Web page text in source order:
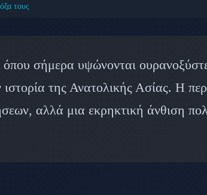
ΠΟΛΙΤΙΣΜΟΊ: ΑΡΧΑΊΑ ΚΊΝΑ & ΑΣΊΑ
και Silla
📅 20 Φεβρουαρίου 2026⏱️ 7 λεπτά ανάγνωσης
τους
σήμερα υψώνονται
της Ανατολικής Ασίας. Η
αλλά μια εκρηκτική άνθιση